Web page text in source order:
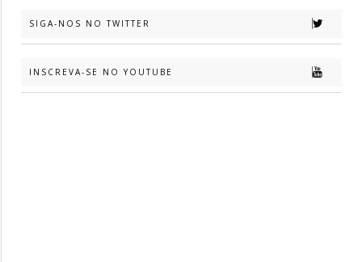
SIGA-NOS NO TWITTER
INSCREVA-SE NO YOUTUBE